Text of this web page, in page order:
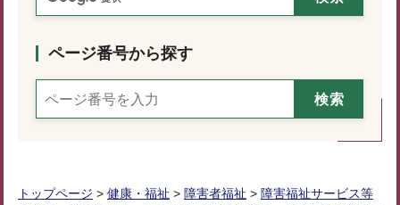
ページ番号から探す
トップページ > 健康・福祉 > 障害者福祉 > 障害福祉サービス等